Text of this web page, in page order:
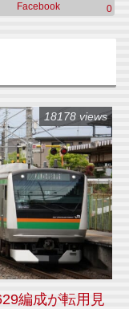
Facebook 0
編成が転用見
18178 views